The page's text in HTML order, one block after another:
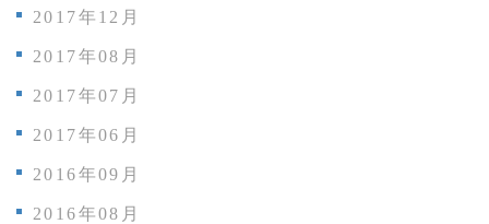
2017年12月
2017年08月
2017年07月
2017年06月
2016年09月
2016年08月